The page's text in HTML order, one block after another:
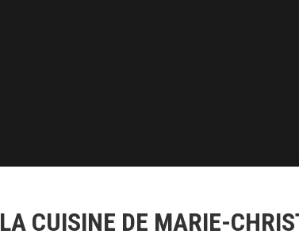
LA CUISINE DE MARIE-